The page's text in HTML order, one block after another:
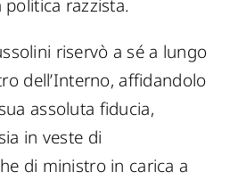
razzista.
riservò a sé a lungo
dell’Interno, affidandolo
assoluta fiducia,
in veste di
di ministro in carica a